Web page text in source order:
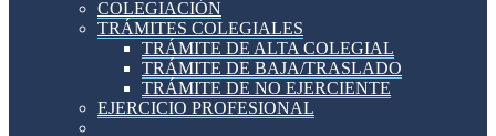
COLEGIACIÓN
TRÁMITES COLEGIALES
TRÁMITE DE ALTA COLEGIAL
TRÁMITE DE BAJA/TRASLADO
TRÁMITE DE NO EJERCIENTE
EJERCICIO PROFESIONAL